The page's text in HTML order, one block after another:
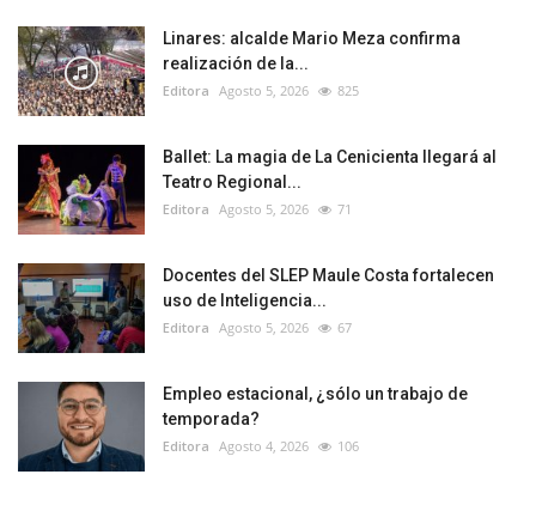
Linares: alcalde Mario Meza confirma
realización de la...
Editora Agosto 5, 2026 825
Ballet: La magia de La Cenicienta llegará al
Teatro Regional...
Editora Agosto 5, 2026 71
Docentes del SLEP Maule Costa fortalecen
uso de Inteligencia...
Editora Agosto 5, 2026 67
Empleo estacional, ¿sólo un trabajo de
temporada?
Editora Agosto 4, 2026 106